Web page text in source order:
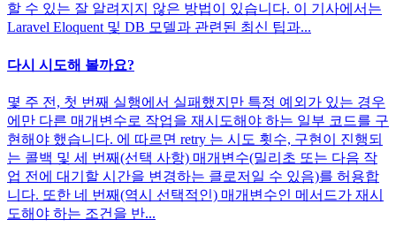
할 수 있는 잘 알려지지 않은 방법이 있습니다. 이 기사에서는
Laravel Eloquent 및 DB 모델과 관련된 최신 팁과...
다시 시도해 볼까요?
몇 주 전, 첫 번째 실행에서 실패했지만 특정 예외가 있는 경우
에만 다른 매개변수로 작업을 재시도해야 하는 일부 코드를 구
현해야 했습니다. 에 따르면 retry 는 시도 횟수, 구현이 진행되
는 콜백 및 세 번째(선택 사항) 매개변수(밀리초 또는 다음 작
업 전에 대기할 시간을 변경하는 클로저일 수 있음)를 허용합
니다. 또한 네 번째(역시 선택적인) 매개변수인 메서드가 재시
도해야 하는 조건을 반...